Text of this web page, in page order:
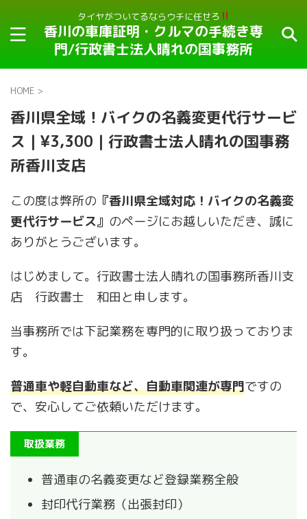
タイヤがついてるならウチに任せろ
香川の車庫証明・クルマの手続き専
門/行政書士法人晴れの国事務所
HOME >
香川県全域！バイクの名義変更代行サービ
ス｜¥3,300｜行政書士法人晴れの国事務
所香川支店
この度は弊所の 『香川県全域対応！バイクの名義変
更代行サービス』 のページにお越しいただき、誠に
ありがとうございます。
はじめまして。行政書士法人晴れの国事務所香川支
店 行政書士 和田と申します。
当事務所では下記業務を専門的に取り扱っておりま
す。
普通車や軽自動車など、自動車関連が専門ですの
で、安心してご依頼いただけます。
取扱業務
普通車の名義変更など登録業務全般
封印代行業務（出張封印）